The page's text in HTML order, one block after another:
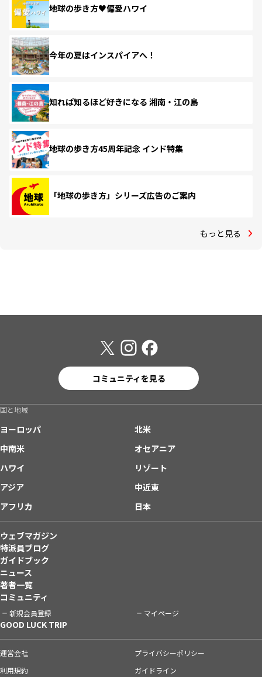
地球の歩き方♥偏愛ハワイ
今年の夏はインスパイアへ！
知れば知るほど好きになる 湘南・江の島
地球の歩き方45周年記念 インド特集
「地球の歩き方」シリーズ広告のご案内
もっと見る
コミュニティを見る
国と地域
ヨーロッパ
北米
中南米
オセアニア
ハワイ
リゾート
アジア
中近東
アフリカ
日本
ウェブマガジン
特派員ブログ
ガイドブック
ニュース
著者一覧
コミュニティ
新規会員登録 マイページ
GOOD LUCK TRIP
運営会社
プライバシーポリシー
利用規約
ガイドライン